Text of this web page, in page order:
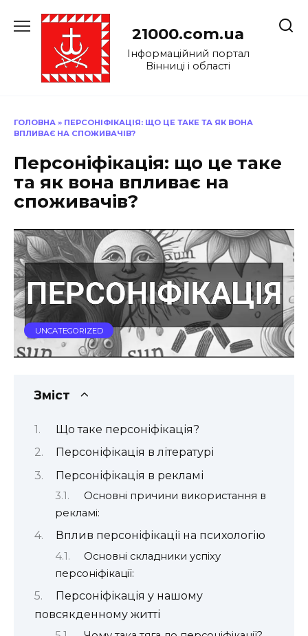
до
21000.com.ua
Інформаційний портал
Вінниці і області
ГОЛОВНА » ПЕРСОНІФІКАЦІЯ: ЩО ЦЕ ТАКЕ ТА ЯК ВОНА
ВПЛИВАЄ НА СПОЖИВАЧІВ?
Персоніфікація: що це таке
та як вона впливає на
споживачів?
UNCATEGORIZED
Зміст
Що таке персоніфікація?
Персоніфікація в літературі
Персоніфікація в рекламі
Основні причини використання в
рекламі:
Вплив персоніфікації на психологію
Основні складники успіху
персоніфікації:
Персоніфікація у нашому
повсякденному житті